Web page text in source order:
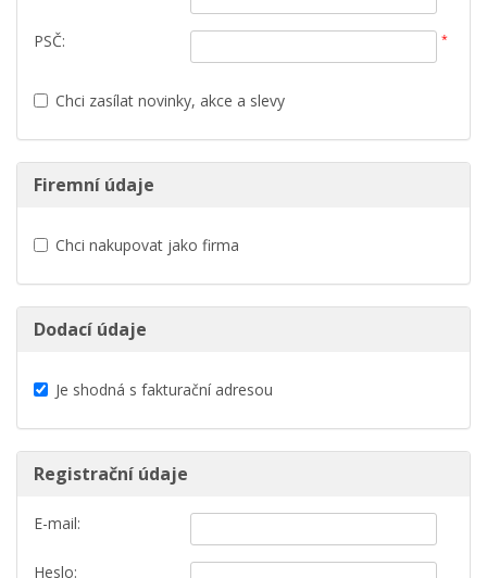
PSČ: *
Chci zasílat novinky, akce a slevy
Firemní údaje
Chci nakupovat jako firma
Dodací údaje
Je shodná s fakturační adresou
Registrační údaje
E-mail:
Heslo: